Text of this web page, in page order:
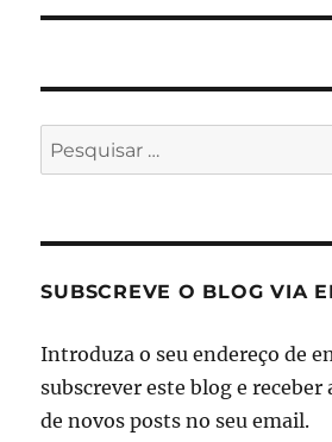
Pesquisar
por:
SUBSCREVE O BLOG VIA
Introduza o seu endereço de
subscrever este blog e
de novos posts no seu email.